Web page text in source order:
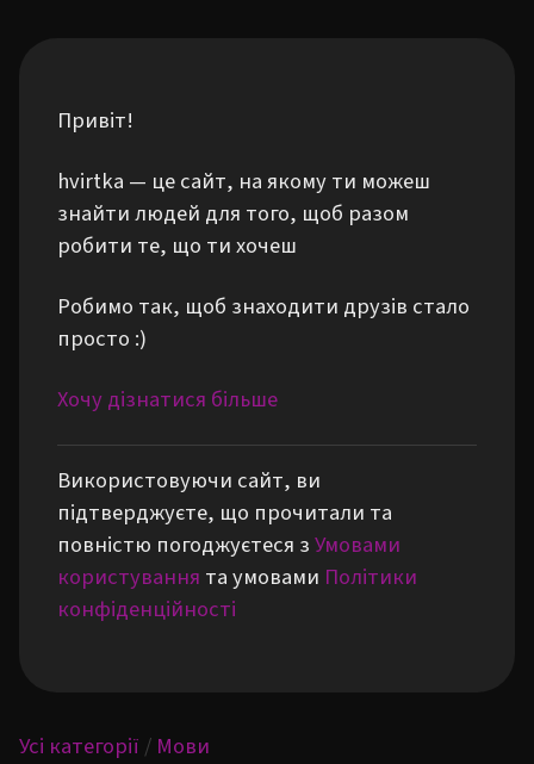
Привіт!
hvirtka — це сайт, на якому ти можеш
знайти людей для того, щоб разом
робити те, що ти хочеш
Робимо так, щоб знаходити друзів стало
просто :)
Хочу дізнатися більше
Використовуючи сайт, ви
підтверджуєте, що прочитали та
повністю погоджуєтеся зУмовами
користування та умовами Політики
конфіденційності
Усі категорії / Мови